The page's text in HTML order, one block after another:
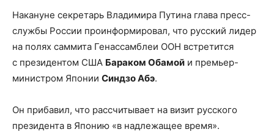
Накануне секретарь Владимира Путина глава пресс-
службы России проинформировал, что русский лидер
на полях саммита Генассамблеи ООН встретится
с президентом США Бараком Обамой и премьер-
министром Японии Синдзо Абэ.
Он прибавил, что рассчитывает на визит русского
президента в Японию «в надлежащее время».